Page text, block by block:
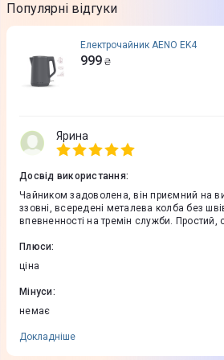
Популярні відгуки
Електрочайник AENO EK4
999 ₴
Ярина
Досвід використання:
Чайником задоволена, він приємний на
ззовні, всередені металева колба без
впевненності на тремін служби. Простий,
Плюси:
ціна
Мінуси:
немає
Докладніше